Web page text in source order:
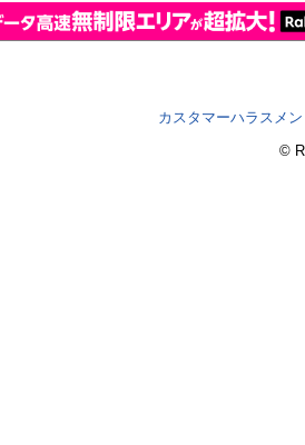
カスタマーハラスメ
©